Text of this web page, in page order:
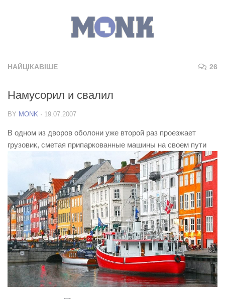
НАЙЦІКАВІШЕ 26
Намусорил и свалил
BY MONK · 19.07.2007
В одном из дворов оболони уже второй раз проезжает
грузовик, сметая припаркованные машины на своем пути